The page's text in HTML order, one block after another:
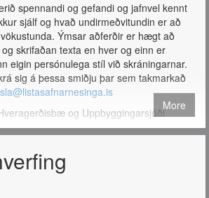
spennandi og gefandi og jafnvel kennt
sjálf og hvað undirmeðvitundin er að
Ýmsar aðferðir er hægt að
skrifaðan texta en hver og einn er
eigin persónulega stíl við skráningarnar.
sig á þessa smiðju þar sem takmarkað
og Uppbyggingarsjóði
More